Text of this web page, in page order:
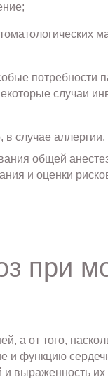
потребности
случаи
случае аллергии.
общей
и оценки
при
а от того,
и функцию
и выраженность